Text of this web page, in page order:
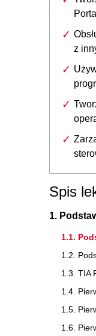
Portal
z
Spis
1.
1.1.
1.2.
1.3. TIA
1.4.
1.5.
1.6.